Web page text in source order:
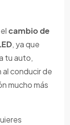
cambio de
, ya que
tu auto,
conducir de
mucho más